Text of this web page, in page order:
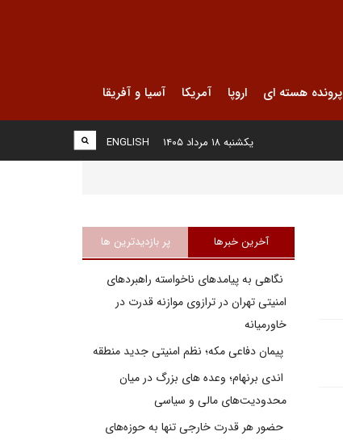
پرونده هسته ای اروپا آمریکا آسیا و آفریقا
ENGLISH یکشنبه ۱۸ مرداد ۱۴۰۵
آخرین خبرها پر بازدیدترین ها
نگاهی به پیامدهای ناخواسته راهبردهای
امنیتی تهران در ترازوی موازنه قدرت در
خاورمیانه
پیمان دفاعی مکه؛ نظم امنیتی جدید منطقه
اندی برنهام؛ وعده های بزرگ در میان
محدودیت‌های مالی و سیاسی
حضور هر قدرت خارجی تنها به حوزه‌های